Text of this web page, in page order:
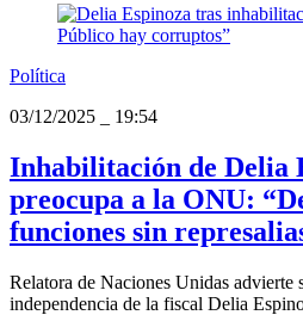
Política
03/12/2025
19:54
Inhabilitación de Delia
preocupa a la ONU:
funciones sin
Relatora de Naciones Unidas advierte
independencia de la fiscal Delia